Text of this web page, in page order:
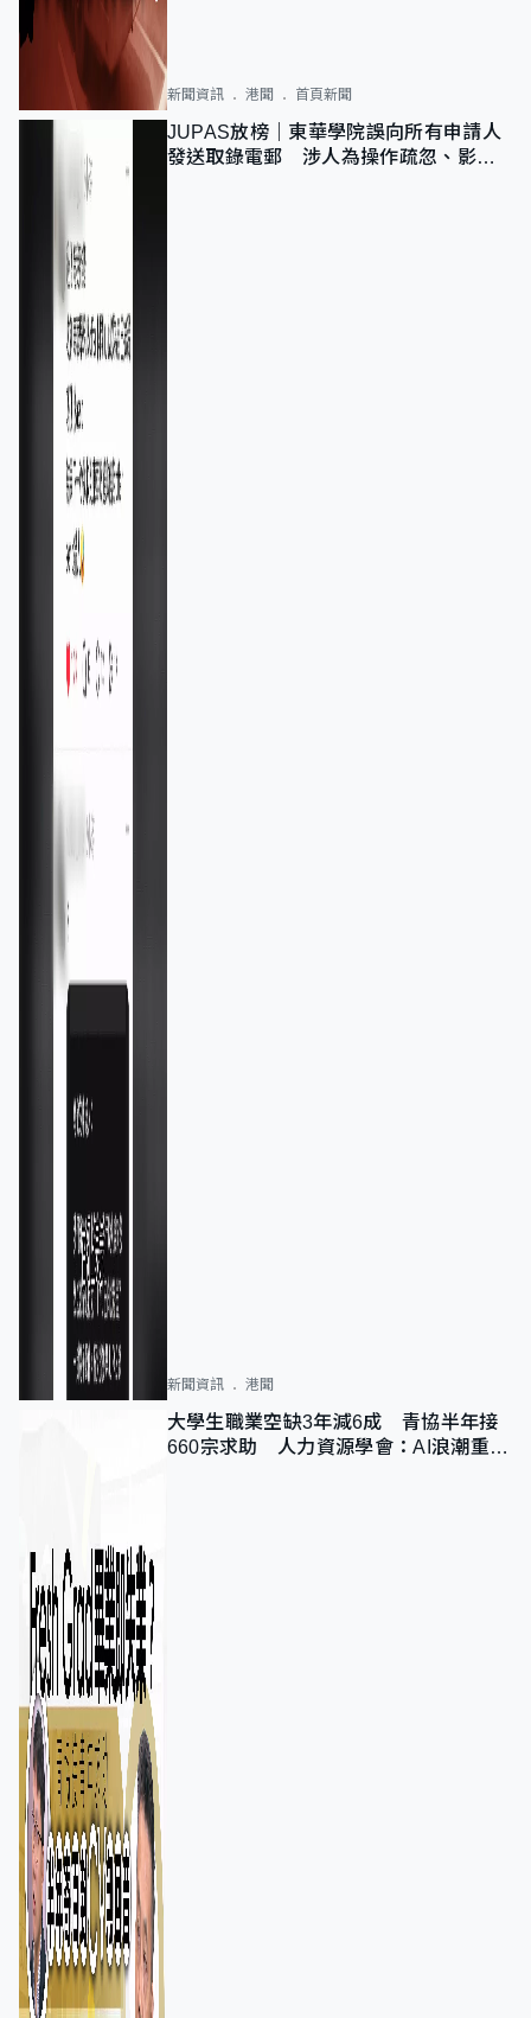
新聞資訊 港聞 首頁新聞
JUPAS放榜｜東華學院誤向所有申請人
發送取錄電郵 涉人為操作疏忽、影響
新聞資訊 港聞
大學生職業空缺3年減6成 青協半年接
660宗求助 人力資源學會：AI浪潮重整